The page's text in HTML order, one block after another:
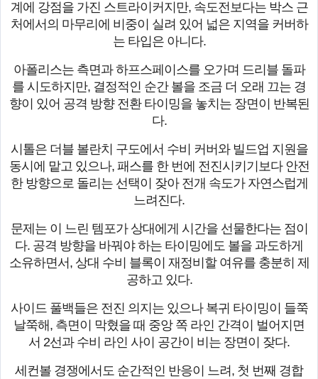
계에 강점을 가진 스트라이커지만, 속도전보다는 박스 근
처에서의 마무리에 비중이 실려 있어 넓은 지역을 커버하
는 타입은 아니다.
아폴리스는 측면과 하프스페이스를 오가며 드리블 돌파
를 시도하지만, 결정적인 순간 볼을 조금 더 오래 끄는 경
향이 있어 공격 방향 전환 타이밍을 놓치는 장면이 반복된
다.
시톨은 더블 볼란치 구도에서 수비 커버와 빌드업 지원을
동시에 맡고 있으나, 패스를 한 번에 전진시키기보다 안전
한 방향으로 돌리는 선택이 잦아 전개 속도가 자연스럽게
느려진다.
문제는 이 느린 템포가 상대에게 시간을 선물한다는 점이
다. 공격 방향을 바꿔야 하는 타이밍에도 볼을 과도하게
소유하면서, 상대 수비 블록이 재정비할 여유를 충분히 제
공하고 있다.
사이드 풀백들은 전진 의지는 있으나 복귀 타이밍이 들쭉
날쭉해, 측면이 막혔을 때 중앙 쪽 라인 간격이 벌어지면
서 2선과 수비 라인 사이 공간이 비는 장면이 잦다.
세컨볼 경쟁에서도 순간적인 반응이 느려, 첫 번째 경합